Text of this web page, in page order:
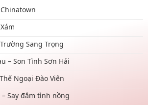
Sang Trọng
– Son Tình Sơn Hải
Ngoại Đào Viên
Say đắm tình nồng